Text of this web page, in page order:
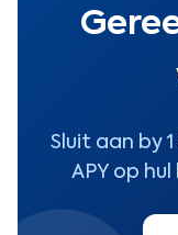
Sluit aan by
APY op